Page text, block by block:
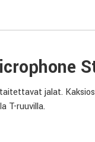
jalat.
T-ruuvilla.